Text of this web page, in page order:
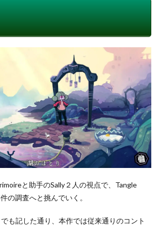
と助手のSally２人の視点で、Tangle
の調査へと挑んでいく。
でも記した通り、本作では従来通りのコント